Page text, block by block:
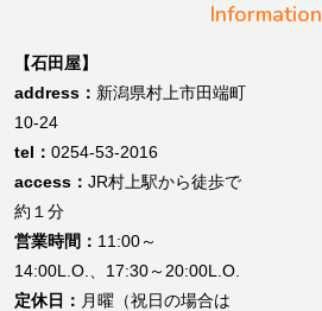
Information
【石田屋】
address： 新潟県村上市田端町
10-24
tel： 0254-53-2016
access： JR村上駅から徒歩で
約１分
営業時間： 11:00～
14:00L.O.、17:30～20:00L.O.
定休日： 月曜（祝日の場合は